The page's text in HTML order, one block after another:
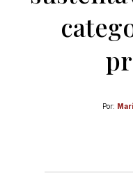
Por: